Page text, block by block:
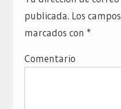
publicada. Los
marcados con *
Comentario